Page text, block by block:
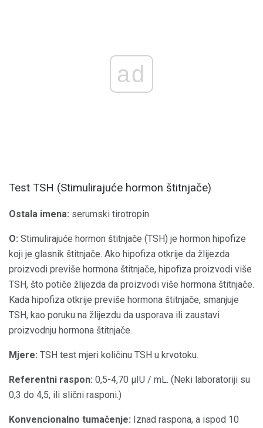
ad
Test TSH (Stimulirajuće hormon štitnjače)
Ostala imena: serumski tirotropin
O: Stimulirajuće hormon štitnjače (TSH) je hormon hipofize
koji je glasnik štitnjače. Ako hipofiza otkrije da žlijezda
proizvodi previše hormona štitnjače, hipofiza proizvodi više
TSH, što potiče žlijezda da proizvodi više hormona štitnjače.
Kada hipofiza otkrije previše hormona štitnjače, smanjuje
TSH, kao poruku na žlijezdu da usporava ili zaustavi
proizvodnju hormona štitnjače.
Mjere: TSH test mjeri količinu TSH u krvotoku.
Referentni raspon: 0,5-4,70 μIU / mL. (Neki laboratoriji su
0,3 do 4,5, ili slični rasponi.)
Konvencionalno tumačenje: Iznad raspona, a ispod 10